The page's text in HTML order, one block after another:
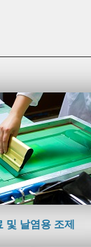
및 날염용 조제